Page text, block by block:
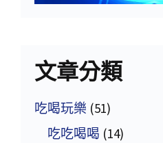
文章分類
吃喝玩樂 (51)
吃吃喝喝 (14)